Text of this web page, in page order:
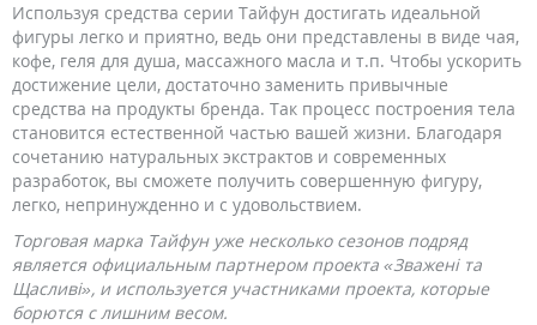
Используя средства серии Тайфун достигать идеальной
фигуры легко и приятно, ведь они представлены в виде чая,
кофе, геля для душа, массажного масла и т.п. Чтобы ускорить
достижение цели, достаточно заменить привычные
средства на продукты бренда. Так процесс построения тела
становится естественной частью вашей жизни. Благодаря
сочетанию натуральных экстрактов и современных
разработок, вы сможете получить совершенную фигуру,
легко, непринужденно и с удовольствием.
Торговая марка Тайфун уже несколько сезонов подряд
является официальным партнером проекта «Зважені та
Щасливі», и используется участниками проекта, которые
борются с лишним весом.